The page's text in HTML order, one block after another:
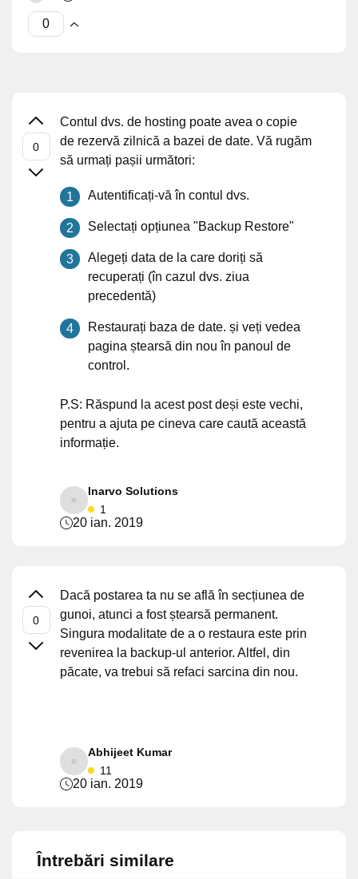
Contul dvs. de hosting poate avea o copie
de rezervă zilnică a bazei de date. Vă rugăm
să urmați pașii următori:
Autentificați-vă în contul dvs.
Selectați opțiunea "Backup Restore"
Alegeți data de la care doriți să
recuperați (în cazul dvs. ziua
precedentă)
Restaurați baza de date. și veți vedea
pagina ștearsă din nou în panoul de
control.
P.S: Răspund la acest post deși este vechi,
pentru a ajuta pe cineva care caută această
informație.
Inarvo Solutions
1
20 ian. 2019
Dacă postarea ta nu se află în secțiunea de
gunoi, atunci a fost ștearsă permanent.
Singura modalitate de a o restaura este prin
revenirea la backup-ul anterior. Altfel, din
păcate, va trebui să refaci sarcina din nou.
Abhijeet Kumar
11
20 ian. 2019
Întrebări similare